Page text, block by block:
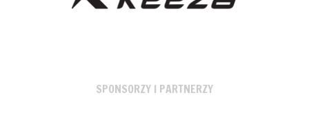
SPONSORZY I PARTNERZY